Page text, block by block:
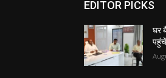
EDITOR PICKS
घर